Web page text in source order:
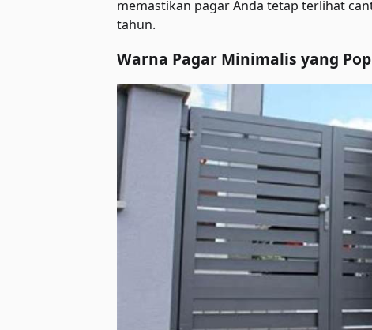
memastikan pagar Anda tetap terlihat
tahun.
Warna Pagar Minimalis yang